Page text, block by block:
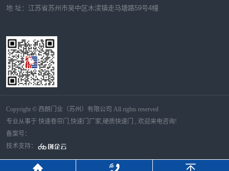
地 址：江苏省苏州市吴中区木渎镇走马塘路59号4幢
Copyright © 西朗门业（苏州）有限公司 All rights reserved
专业从事于 快速卷帘门 快速门厂家 硬质快速门
, 欢迎来电咨询!
备案号：
技术支持：